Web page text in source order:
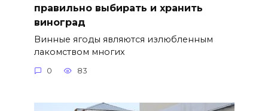
правильно выбирать и хранить
виноград
Винные ягоды являются излюбленным
лакомством многих
0 83